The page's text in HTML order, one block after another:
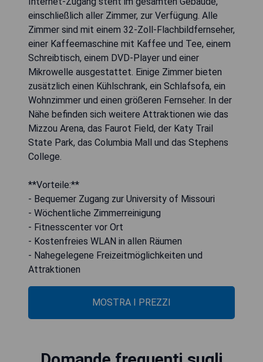
einschließlich aller Zimmer, zur Verfügung. Alle
Zimmer sind mit einem 32-Zoll-Flachbildfernseher,
einer Kaffeemaschine mit Kaffee und Tee, einem
Schreibtisch, einem DVD-Player und einer
Mikrowelle ausgestattet. Einige Zimmer bieten
zusätzlich einen Kühlschrank, ein Schlafsofa, ein
Wohnzimmer und einen größeren Fernseher. In der
Nähe befinden sich weitere Attraktionen wie das
Mizzou Arena, das Faurot Field, der Katy Trail
State Park, das Columbia Mall und das Stephens
College.
**Vorteile:**
- Bequemer Zugang zur University of Missouri
- Wöchentliche Zimmerreinigung
- Fitnesscenter vor Ort
- Kostenfreies WLAN in allen Räumen
- Nahegelegene Freizeitmöglichkeiten und
Attraktionen
MOSTRA I PREZZI